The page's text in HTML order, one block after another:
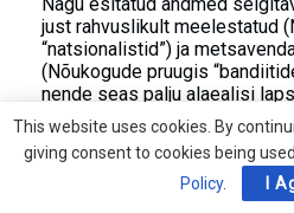
just rahvuslikult meelestatud
“natsionalistid”) ja
(Nõukogude pruugis
nende seas palju alaealisi
Mis olid 1949.a.
talud rüüstati küüditajate poolt
põletati maha. Külad jäid
Küüditamise tagajärjel sunniti
kolhoosidesse, teine osa
This website uses cookies. By
giving consent to cookies being
Policy. I